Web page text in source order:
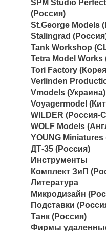
SPM Studio
(Россия)
St.George Models
Stalingrad
Tank Workshop
Tetra Model Works
Tori Factory
Verlinden
Vmodels (Украина)
Voyagermodel
WILDER
WOLF Models
YOUNG Miniatures
ДТ-35 (Россия)
Инструменты
Комплект ЗиП
Литература
Микродизайн
Подставки
Танк (Россия)
Фирмы